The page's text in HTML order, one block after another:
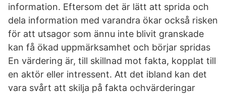
information. Eftersom det är lätt att sprida och
dela information med varandra ökar också risken
för att utsagor som ännu inte blivit granskade
kan få ökad uppmärksamhet och börjar spridas
En värdering är, till skillnad mot fakta, kopplat till
en aktör eller intressent. Att det ibland kan det
vara svårt att skilja på fakta ochvärderingar